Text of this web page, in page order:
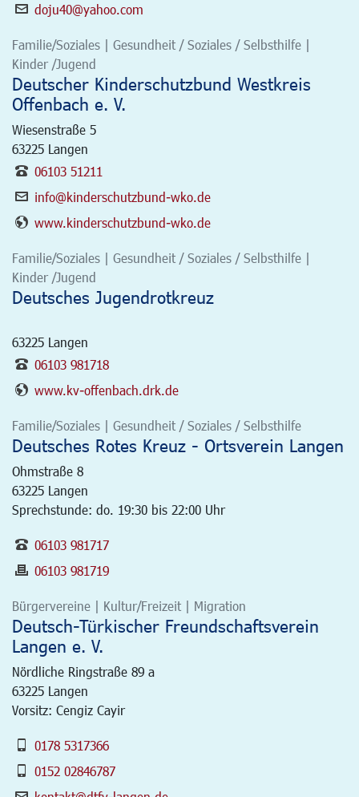
doju40@yahoo.com
Familie/Soziales | Gesundheit / Soziales / Selbsthilfe |
Kinder /Jugend
Deutscher Kinderschutzbund Westkreis
Offenbach e. V.
Wiesenstraße 5
63225 Langen
06103 51211
info@kinderschutzbund-wko.de
www.kinderschutzbund-wko.de
Familie/Soziales | Gesundheit / Soziales / Selbsthilfe |
Kinder /Jugend
Deutsches Jugendrotkreuz
63225 Langen
06103 981718
www.kv-offenbach.drk.de
Familie/Soziales | Gesundheit / Soziales / Selbsthilfe
Deutsches Rotes Kreuz - Ortsverein Langen
Ohmstraße 8
63225 Langen
Sprechstunde: do. 19:30 bis 22:00 Uhr
06103 981717
06103 981719
Bürgervereine | Kultur/Freizeit | Migration
Deutsch-Türkischer Freundschaftsverein
Langen e. V.
Nördliche Ringstraße 89 a
63225 Langen
Vorsitz: Cengiz Cayir
0178 5317366
0152 02846787